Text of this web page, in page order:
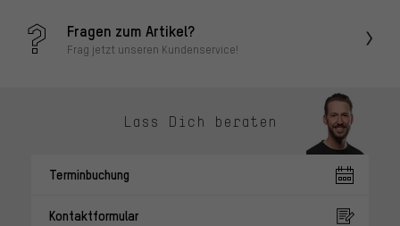
Fragen zum Artikel?
Frag jetzt unseren Kundenservice!
Lass Dich beraten
Terminbuchung
Kontaktformular